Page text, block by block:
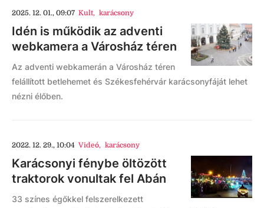
2025. 12. 01., 09:07 Kult, karácsony
Idén is működik az adventi
webkamera a Városház téren
Az adventi webkamerán a Városház téren
felállított betlehemet és Székesfehérvár karácsonyfáját lehet
nézni élőben.
2022. 12. 29., 10:04 Videó, karácsony
Karácsonyi fénybe öltözött
traktorok vonultak fel Abán
33 színes égőkkel felszerelkezett